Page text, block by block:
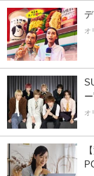
オ
ー
オ